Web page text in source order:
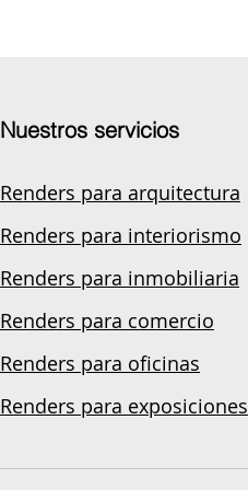
Nuestros servicios
Renders para arquitectura
Renders para interiorismo
Renders para inmobiliaria
Renders para comercio
Renders para oficinas
Renders para exposiciones